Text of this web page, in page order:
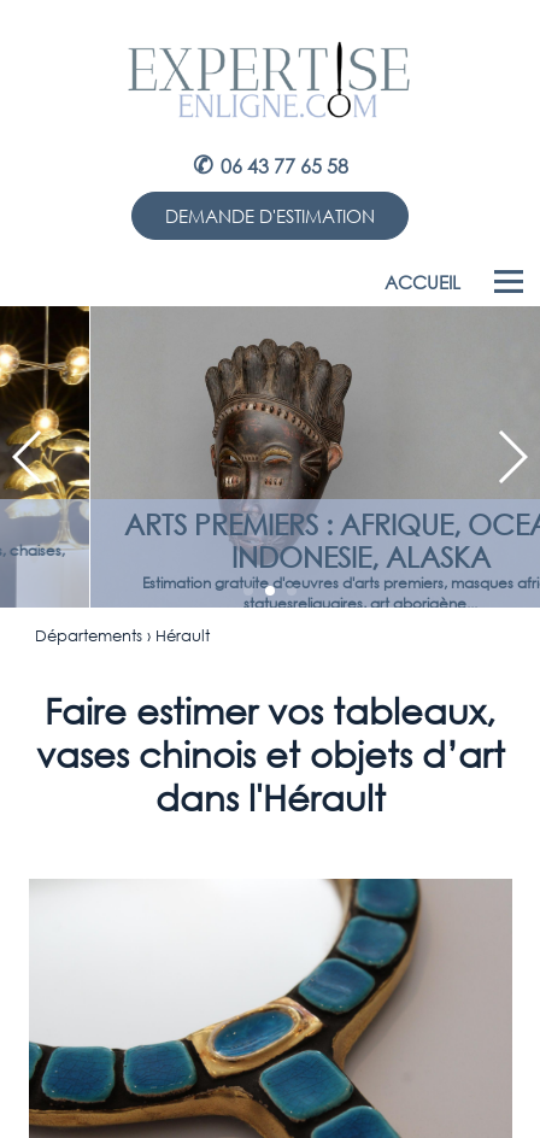
✆ 06 43 77 65 58
DEMANDE D'ESTIMATION
ACCUEIL
ARTS PREMIERS : AFRIQUE, OCEANIE,
INDONESIE, ALASKA
Estimation gratuite d'œuvres d'arts premiers, masques africains,
statuesreliquaires, art aborigène...
Départements› Hérault
Faire estimer vos tableaux,
vases chinois et objets d’art
dans l'Hérault